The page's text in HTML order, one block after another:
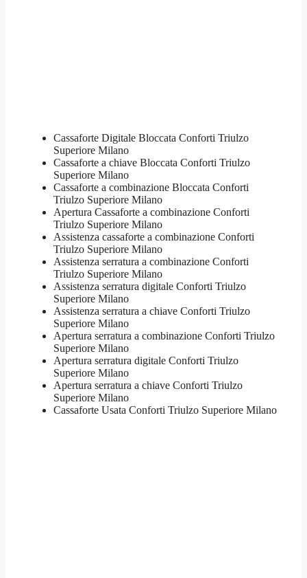
Cassaforte Digitale Bloccata Conforti Triulzo
Superiore Milano
Cassaforte a chiave Bloccata Conforti Triulzo
Superiore Milano
Cassaforte a combinazione Bloccata Conforti
Triulzo Superiore Milano
​Apertura Cassaforte a combinazione Conforti
Triulzo Superiore Milano
Assistenza cassaforte a combinazione Conforti
Triulzo Superiore Milano
​Assistenza serratura​ ​a combinazione Conforti
Triulzo Superiore Milano
Assistenza serratura ​digitale Conforti Triulzo
Superiore Milano
Assistenza serratura ​a chiave Conforti Triulzo
Superiore Milano
​Apertura serratura​ ​a combinazione Conforti Triulzo
Superiore Milano
Apertura serratura​ ​digitale Conforti Triulzo
Superiore Milano
​Apertura serratura​ ​a chiave Conforti Triulzo
Superiore Milano
​Cassaforte Usata Conforti Triulzo Superiore Milano